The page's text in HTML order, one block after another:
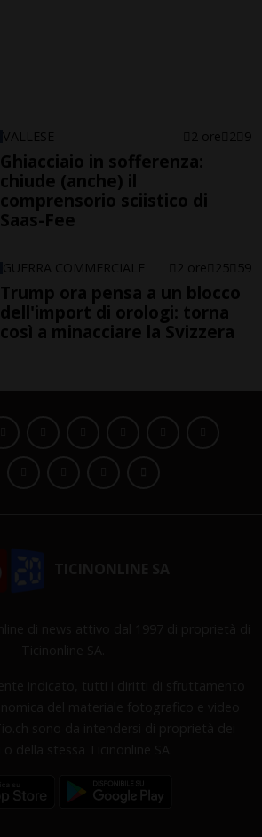
VALLESE 2 ore 2 9
Ghiacciaio in sofferenza:
chiude (anche) il
comprensorio sciistico di
Saas-Fee
GUERRA COMMERCIALE 2 ore 25 59
Trump ora pensa a un blocco
dell'import di orologi: torna
così a minacciare la Svizzera